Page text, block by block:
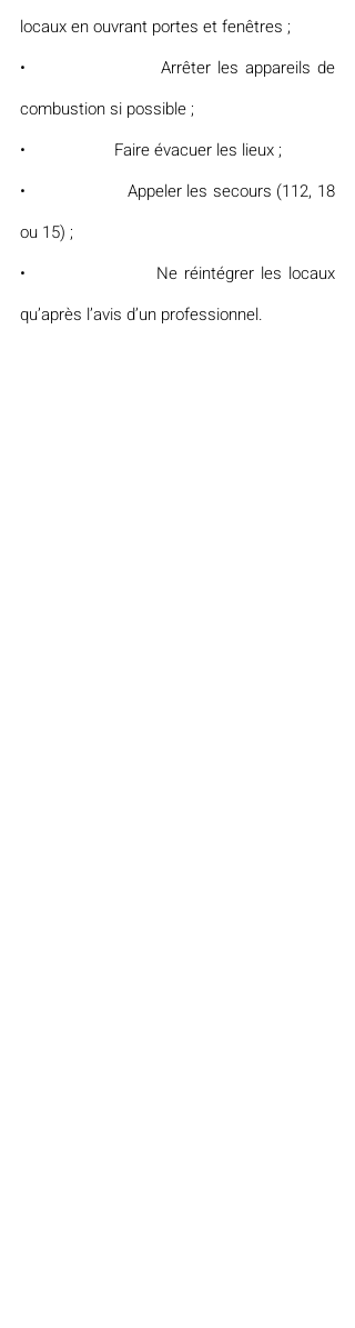
locaux en ouvrant portes et fenêtres ;
•                    Arrêter les appareils de
combustion si possible ;
•                    Faire évacuer les lieux ;
•                    Appeler les secours (112, 18
ou 15) ;
•                    Ne réintégrer les locaux
qu’après l’avis d’un professionnel.